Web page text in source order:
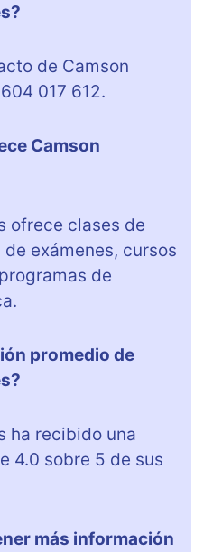
de Camson
017 612.
Camson
ofrece clases de
exámenes, cursos
de
promedio de
ha recibido una
4.0 sobre 5 de sus
más información